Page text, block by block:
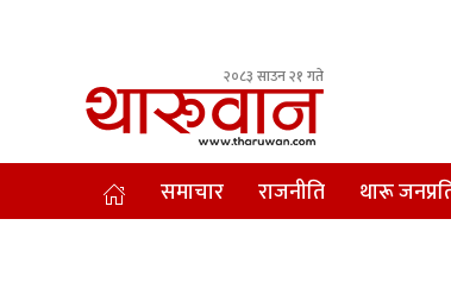
२०८३ साउन २१ गते
Leading Newsportal from Tharu Community
समाचार राजनीति थारू